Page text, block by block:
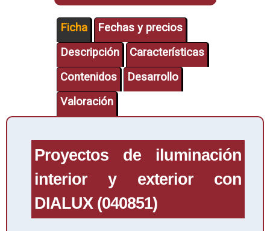
Ficha
Fechas y precios
Descripción
Características
Contenidos
Desarrollo
Valoración
Proyectos de iluminación
interior y exterior con
DIALUX (040851)